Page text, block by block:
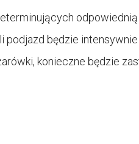
będzie
konieczne będzie